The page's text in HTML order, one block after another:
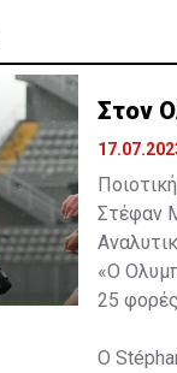
Στον
Στέφαν
«Ο
25
Ο